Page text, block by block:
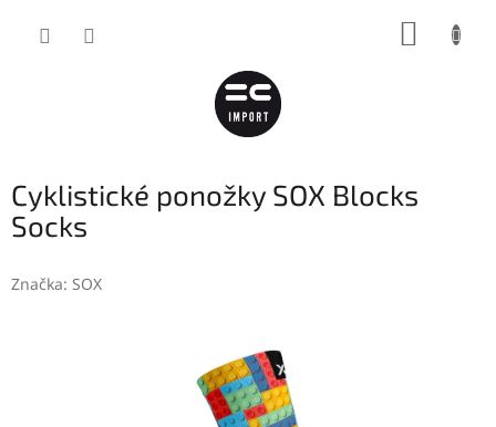
Cyklistické ponožky SOX Blocks
Socks
Značka: SOX